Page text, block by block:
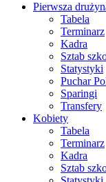
Pierwsza
Tabela
Terminarz
Kadra
Sztab
Statystyki
Puchar
Sparingi
Transfery
Kobiety
Tabela
Terminarz
Kadra
Sztab